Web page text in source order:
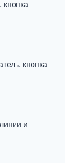
кнопка
и